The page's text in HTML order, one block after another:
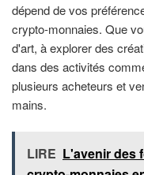
dépend de vos
crypto-monnaies. Que
d'art, à explorer des
dans des activités
plusieurs acheteurs et
mains.
LIRE L'avenir des